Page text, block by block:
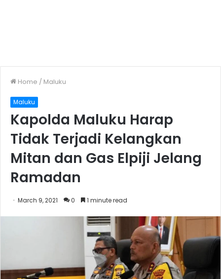
Home / Maluku
Maluku
Kapolda Maluku Harap
Tidak Terjadi Kelangkan
Mitan dan Gas Elpiji Jelang
Ramadan
March 9, 2021 0 1 minute read